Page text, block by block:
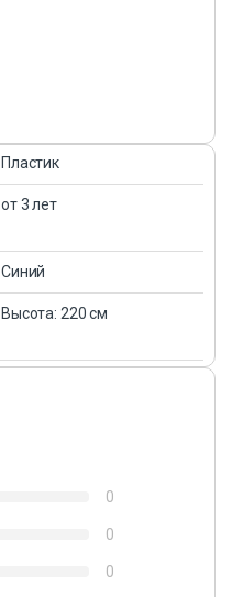
Пластик
от 3 лет
Синий
Высота: 220 см
0
0
0